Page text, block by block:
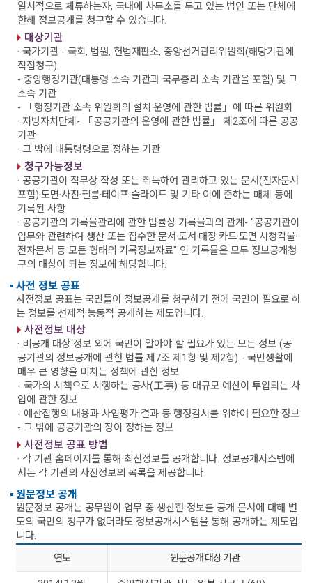
일시적으로 체류하는자, 국내에 사무소를 두고 있는 법인 또는 단체에
한해 정보공개를 청구할 수 있습니다.
대상기관
· 국가기관 - 국회, 법원, 헌법재판소, 중앙선거관리위원회(해당기관에
직접청구)
- 중앙행정기관(대통령 소속 기관과 국무총리 소속 기관을 포함) 및 그
소속 기관
- 「행정기관 소속 위원회의 설치·운영에 관한 법률」에 따른 위원회
· 지방자치단체 - 「공공기관의 운영에 관한 법률」 제2조에 따른 공공
기관
· 그 밖에 대통령령으로 정하는 기관
청구가능정보
· 공공기관이 직무상 작성 또는 취득하여 관리하고 있는 문서(전자문서
포함)·도면·사진·필름·테이프·슬라이드 및 기타 이에 준하는 매체 등에
기록된 사항
· 공공기관의 기록물관리에 관한 법률상 기록물과의 관계 - "공공기관이
업무와 관련하여 생산 또는 접수한 문서·도서·대장·카드·도면·시청각물·
전자문서 등 모든 형태의 기록정보자료" 인 기록물은 모두 정보공개청
구의 대상이 되는 정보에 해당합니다.
사전 정보 공표
사전정보 공표는 국민들이 정보공개를 청구하기 전에 국민이 필요로 하
는 정보를 선제적·능동적 공개하는 제도입니다.
사전정보 대상
· 비공개 대상 정보 외에 국민이 알아야 할 필요가 있는 모든 정보 (공
공기관의 정보공개에 관한 법률 제7조 제1항 및 제2항) - 국민생활에
매우 큰 영향을 미치는 정책에 관한 정보
- 국가의 시책으로 시행하는 공사(工事) 등 대규모 예산이 투입되는 사
업에 관한 정보
- 예산집행의 내용과 사업평가 결과 등 행정감시를 위하여 필요한 정보
- 그 밖에 공공기관의 장이 정하는 정보
사전정보 공표 방법
· 각 기관 홈페이지를 통해 최신정보를 공개합니다. 정보공개시스템에
서는 각 기관의 사전정보의 목록을 제공합니다.
원문정보 공개
원문정보 공개는 공무원이 업무 중 생산한 정보를 공개 문서에 대해 별
도의 국민의 청구가 없더라도 정보공개시스템을 통해 공개하는 제도입
니다.
연도 원문공개 대상 기관